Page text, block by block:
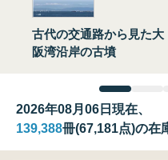
古代の交通路から見た大
阪湾沿岸の古墳
2026年08月06日現在、
139,388冊(67,181点)の在